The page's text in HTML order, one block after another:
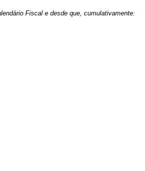
Fiscal e desde que, cumulativamente: